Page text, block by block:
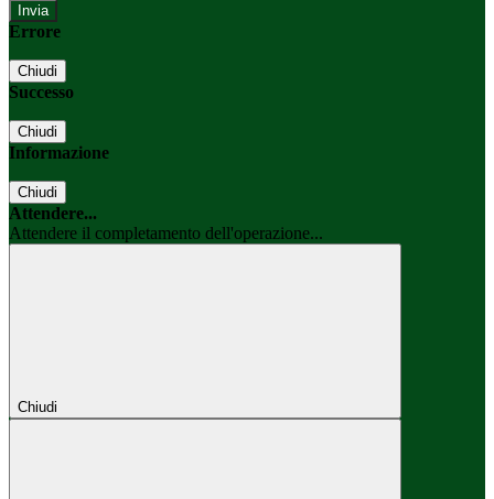
Errore
Chiudi
Successo
Chiudi
Informazione
Chiudi
Attendere...
Attendere il completamento dell'operazione...
Chiudi